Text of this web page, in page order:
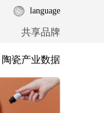
language
共享品牌
陶瓷产业数据